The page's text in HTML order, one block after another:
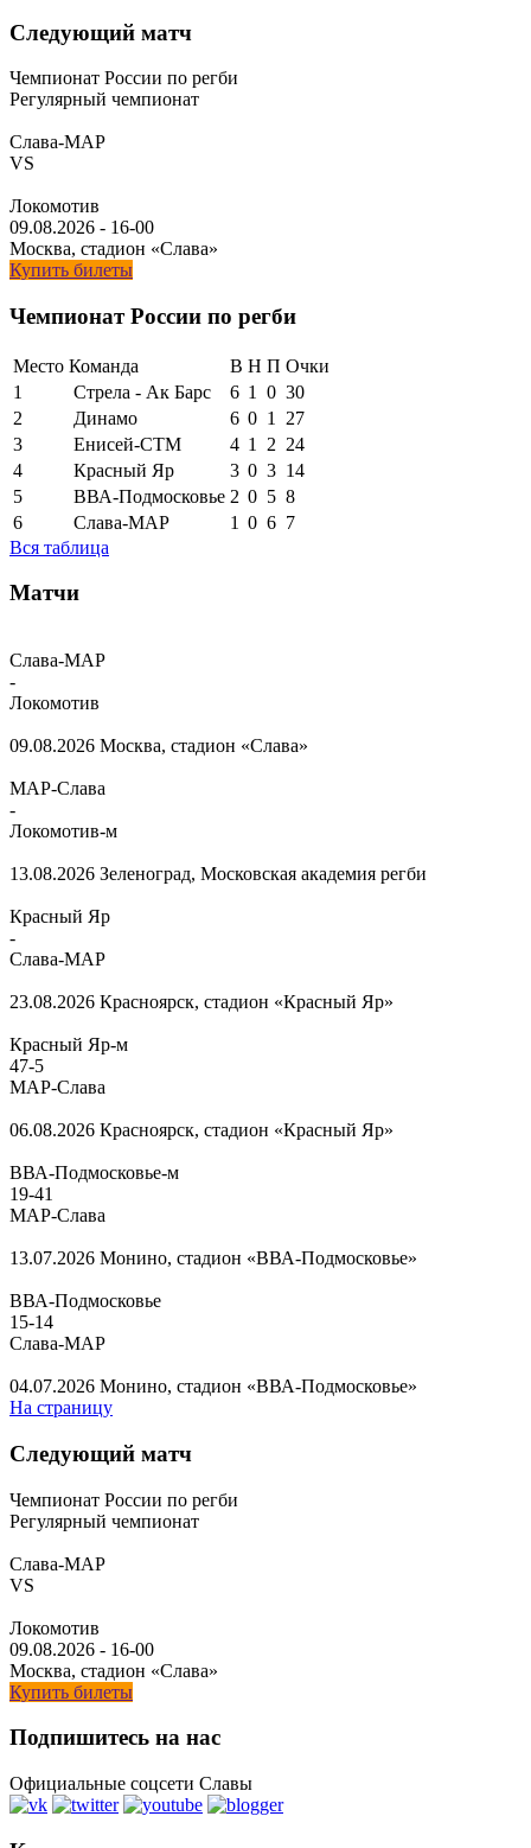
Следующий матч
Чемпионат России по регби
Регулярный чемпионат
Слава-МАР
VS
Локомотив
09.08.2026 - 16-00
Москва, стадион «Слава»
Купить билеты
Чемпионат России по регби
Место Команда В Н П Очки
1
Стрела - Ак Барс 6 1 0 30
2
Динамо 6 0 1
27
3
Енисей-СТМ 4 1 2 24
4
Красный Яр 3 0 3 14
5
ВВА-Подмосковье 2 0 5 8
6
Слава-МАР 1 0 6 7
Вся таблица
Матчи
Слава-МАР
-
Локомотив
09.08.2026 Москва, стадион «Слава»
МАР-Слава
-
Локомотив-м
13.08.2026 Зеленоград, Московская академия регби
Красный Яр
-
Слава-МАР
23.08.2026 Красноярск, стадион «Красный Яр»
Красный Яр-м
47-5
МАР-Слава
06.08.2026 Красноярск, стадион «Красный Яр»
ВВА-Подмосковье-м
19-41
МАР-Слава
13.07.2026 Монино, стадион «ВВА-Подмосковье»
ВВА-Подмосковье
15-14
Слава-МАР
04.07.2026 Монино, стадион «ВВА-Подмосковье»
На страницу
Следующий матч
Чемпионат России по регби
Регулярный чемпионат
Слава-МАР
VS
Локомотив
09.08.2026 - 16-00
Москва, стадион «Слава»
Купить билеты
Подпишитесь на нас
Официальные соцсети Славы